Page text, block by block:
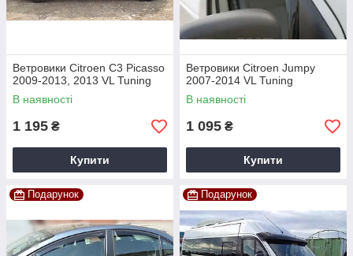
Ветровики Citroen C3 Picasso
2009-2013, 2013 VL Tuning
В наявності
1 195 ₴
Купити
Ветровики Citroen Jumpy
2007-2014 VL Tuning
В наявності
1 095 ₴
Купити
Подарунок Подарунок